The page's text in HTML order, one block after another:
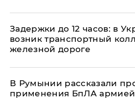
Задержки до 12 часов: в
возник транспортный
железной дороге
В Румынии рассказали
применения БпЛА